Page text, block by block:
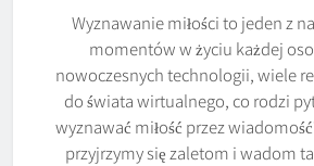
Wyznawanie miłości to jeden z
momentów w życiu każdej
nowoczesnych technologii, wiele
do świata wirtualnego, co rodzi
wyznawać miłość przez
przyjrzymy się zaletom i wadom